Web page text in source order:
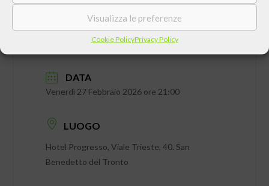
Visualizza le preferenze
Cookie PolicyPrivacy Policy
DATA
Venerdì 27 Febbraio 2026 ore 21:00
LUOGO
Hotel Progresso, Viale Trieste, 40. San
Benedetto del Tronto